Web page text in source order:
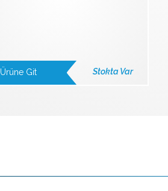
Ürüne Git Stokta Var